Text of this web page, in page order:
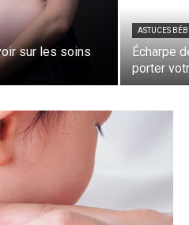
sur les soins
ASTUCES
Écharpe
porter